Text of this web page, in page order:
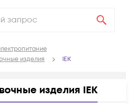
изделия
IEK
изделия IEK